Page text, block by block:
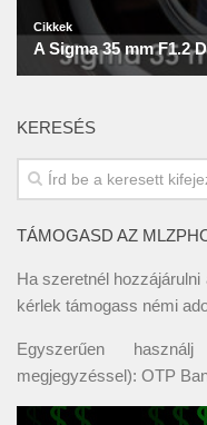
KERESÉS
TÁMOGASD AZ
Ha szeretnél
kérlek támogass némi
Egyszerűen
megjegyzéssel): OTP